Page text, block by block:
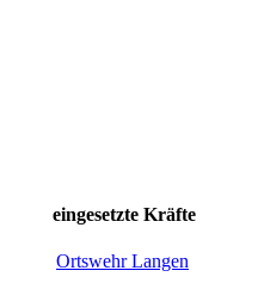
eingesetzte Kräfte
Ortswehr Langen